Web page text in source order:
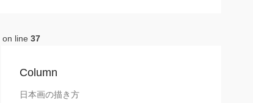
on line 37
Column
日本画の描き方